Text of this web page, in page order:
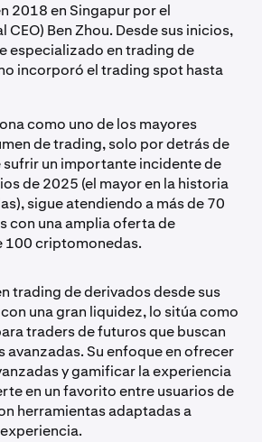
2018 en Singapur por el
CEO) Ben Zhou. Desde sus inicios,
especializado en trading de
incorporó el trading spot hasta
como uno de los mayores
de trading, solo por detrás de
sufrir un importante incidente de
de 2025 (el mayor en la historia
sigue atendiendo a más de 70
con una amplia oferta de
100 criptomonedas.
trading de derivados desde sus
una gran liquidez, lo sitúa como
traders de futuros que buscan
Su enfoque en ofrecer
y gamificar la experiencia
en un favorito entre usuarios de
herramientas adaptadas a